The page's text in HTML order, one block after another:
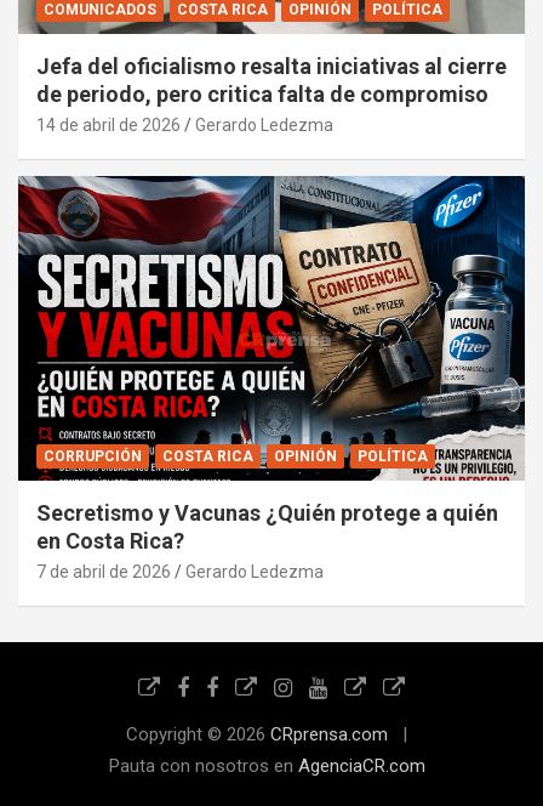
COMUNICADOS COSTA RICA OPINIÓN POLÍTICA
Jefa del oficialismo resalta iniciativas al cierre
de periodo, pero critica falta de compromiso
14 de abril de 2026 Gerardo Ledezma
CORRUPCIÓN COSTA RICA OPINIÓN POLÍTICA
Secretismo y Vacunas ¿Quién protege a quién
en Costa Rica?
7 de abril de 2026 Gerardo Ledezma
Copyright © 2026 CRprensa.com
Pauta con nosotros en AgenciaCR.com